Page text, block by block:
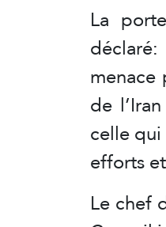
La
de
celle
efforts
Le chef